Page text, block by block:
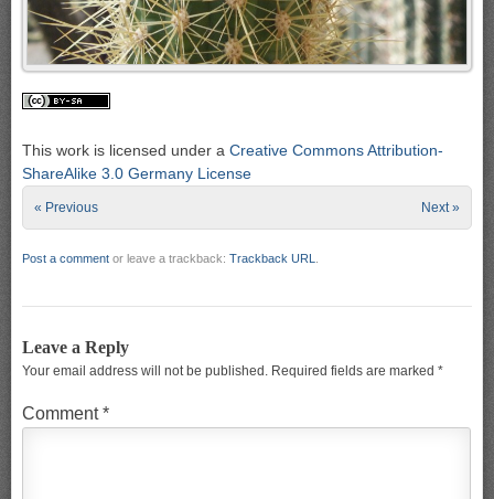
This work is licensed under a Creative Commons Attribution-
ShareAlike 3.0 Germany License
« Previous Next »
Post a comment or leave a trackback: Trackback URL
Leave a Reply
Your email address will not be published. Required fields are marked *
Comment*